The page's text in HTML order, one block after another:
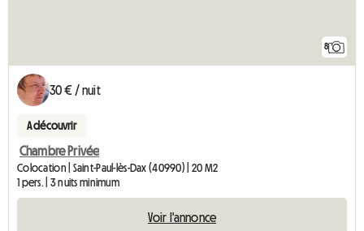
8
30 € / nuit
A découvrir
Chambre Privée
Colocation | Saint-Paul-lès-Dax (40990) | 20 M2
1 pers. | 3 nuits minimum
Voir l'annonce